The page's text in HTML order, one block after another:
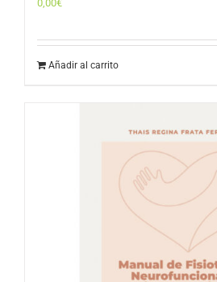
0,00€
Añadir al carrito